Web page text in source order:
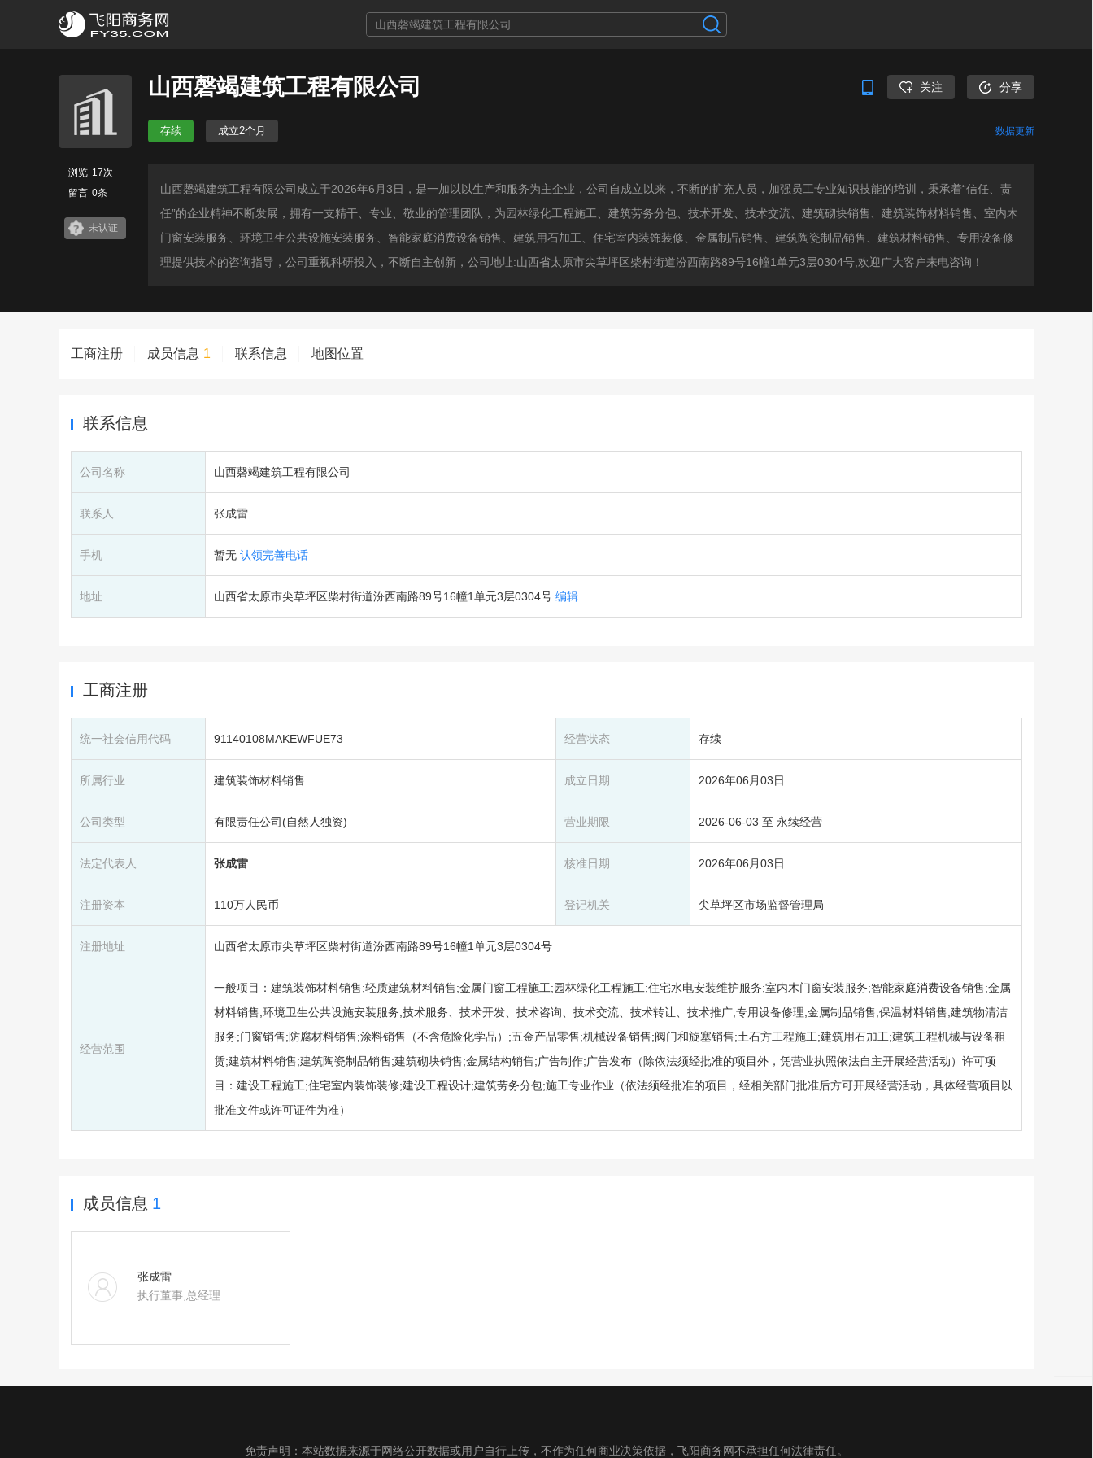
山西磬竭建筑工程有限公司 关注 分享
存续 成立2个月 数据更新
浏览 17次
留言 0条
未认证
山西磬竭建筑工程有限公司成立于2026年6月3日，是一加以以生产和服务为主企业，公司自成立以来，不断的扩充人员，加强员工专业知识技能的培训，秉承着“信任、责
任”的企业精神不断发展，拥有一支精干、专业、敬业的管理团队，为园林绿化工程施工、建筑劳务分包、技术开发、技术交流、建筑砌块销售、建筑装饰材料销售、室内木
门窗安装服务、环境卫生公共设施安装服务、智能家庭消费设备销售、建筑用石加工、住宅室内装饰装修、金属制品销售、建筑陶瓷制品销售、建筑材料销售、专用设备修
理提供技术的咨询指导，公司重视科研投入，不断自主创新，公司地址:山西省太原市尖草坪区柴村街道汾西南路89号16幢1单元3层0304号,欢迎广大客户来电咨询！
工商注册 成员信息 1 联系信息 地图位置
联系信息
公司名称 山西磬竭建筑工程有限公司
联系人 张成雷
手机 暂无 认领完善电话
地址 山西省太原市尖草坪区柴村街道汾西南路89号16幢1单元3层0304号 编辑
工商注册
统一社会信用代码 91140108MAKEWFUE73 经营状态 存续
所属行业 建筑装饰材料销售 成立日期 2026年06月03日
公司类型 有限责任公司(自然人独资) 营业期限 2026-06-03 至 永续经营
法定代表人 张成雷 核准日期 2026年06月03日
注册资本 110万人民币 登记机关 尖草坪区市场监督管理局
注册地址 山西省太原市尖草坪区柴村街道汾西南路89号16幢1单元3层0304号
经营范围
一般项目：建筑装饰材料销售;轻质建筑材料销售;金属门窗工程施工;园林绿化工程施工;住宅水电安装维护服务;室内木门窗安装服务;智能家庭消费设备销售;金属
材料销售;环境卫生公共设施安装服务;技术服务、技术开发、技术咨询、技术交流、技术转让、技术推广;专用设备修理;金属制品销售;保温材料销售;建筑物清洁
服务;门窗销售;防腐材料销售;涂料销售（不含危险化学品）;五金产品零售;机械设备销售;阀门和旋塞销售;土石方工程施工;建筑用石加工;建筑工程机械与设备租
赁;建筑材料销售;建筑陶瓷制品销售;建筑砌块销售;金属结构销售;广告制作;广告发布（除依法须经批准的项目外，凭营业执照依法自主开展经营活动）许可项
目：建设工程施工;住宅室内装饰装修;建设工程设计;建筑劳务分包;施工专业作业（依法须经批准的项目，经相关部门批准后方可开展经营活动，具体经营项目以
批准文件或许可证件为准）
成员信息 1
张成雷
执行董事,总经理
免责声明：本站数据来源于网络公开数据或用户自行上传，不作为任何商业决策依据，飞阳商务网不承担任何法律责任。